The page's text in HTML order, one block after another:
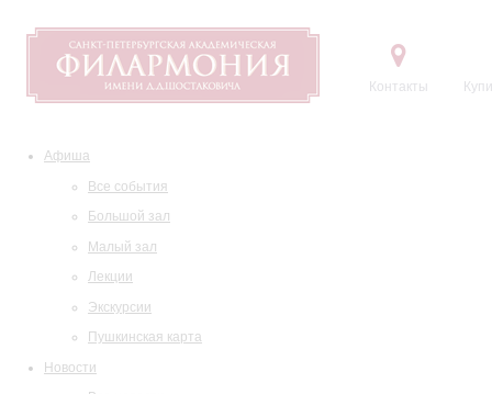
Контакты
Афиша
Все события
Большой зал
Малый зал
Лекции
Экскурсии
Пушкинская карта
Новости